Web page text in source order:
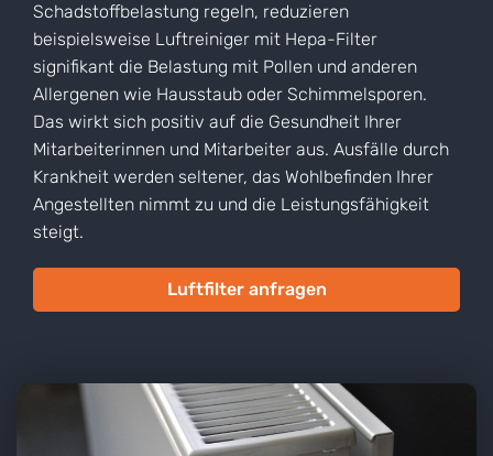
Schadstoffbelastung regeln, reduzieren
beispielsweise Luftreiniger mit Hepa-Filter
signifikant die Belastung mit Pollen und anderen
Allergenen wie Hausstaub oder Schimmelsporen.
Das wirkt sich positiv auf die Gesundheit Ihrer
Mitarbeiterinnen und Mitarbeiter aus. Ausfälle durch
Krankheit werden seltener, das Wohlbefinden Ihrer
Angestellten nimmt zu und die Leistungsfähigkeit
steigt.
Luftfilter anfragen